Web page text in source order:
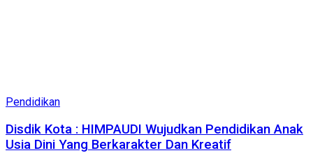
Pendidikan
Disdik Kota : HIMPAUDI Wujudkan Pendidikan Anak
Usia Dini Yang Berkarakter Dan Kreatif